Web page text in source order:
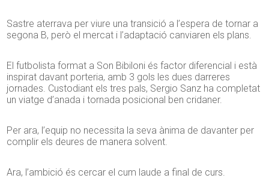
Sastre aterrava per viure una transició a l’espera de tornar a
segona B, però el mercat i l’adaptació canviaren els plans.
El futbolista format a Son Bibiloni és factor diferencial i està
inspirat davant porteria, amb 3 gols les dues darreres
jornades. Custodiant els tres pals, Sergio Sanz ha completat
un viatge d’anada i tornada posicional ben cridaner.
Per ara, l’equip no necessita la seva ànima de davanter per
complir els deures de manera solvent.
Ara, l’ambició és cercar el cum laude a final de curs.